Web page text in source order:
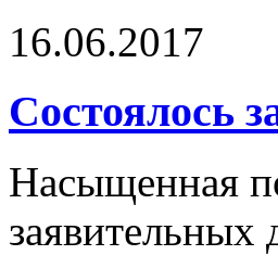
16.06.2017
Состоялось
Насыщенная
заявительных